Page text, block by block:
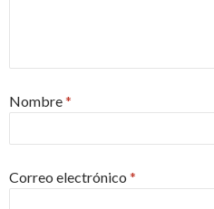
Nombre*
Correo electrónico *